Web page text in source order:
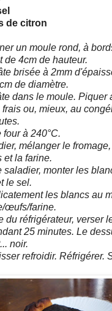
de citron
un moule rond, à
de 4cm de hauteur.
brisée à 2mm
de diamètre.
dans le moule. Piquer
ou, mieux, au
à 240°C.
mélanger le
la farine.
saladier, monter les
le sel.
les blancs au
œufs/farine.
du réfrigérateur, verser
25 minutes. Le
noir.
refroidir. Réfrigérer.